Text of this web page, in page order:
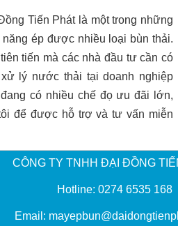
Tiến Phát là một trong những
năng ép được nhiều loại bùn thải.
tiến mà các nhà đầu tư cần có
lý nước thải tại doanh nghiệp
có nhiều chế đọ ưu đãi lớn,
để được hỗ trợ và tư vấn miễn
CÔNG TY TNHH ĐẠI ĐỒNG
Hotline: 0274 6535 168
Email: